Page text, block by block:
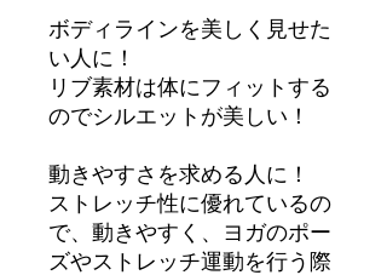
ボディラインを美しく見せた
い人に！
リブ素材は体にフィットする
のでシルエットが美しい！
動きやすさを求める人に！
ストレッチ性に優れているの
で、動きやすく、ヨガのポー
ズやストレッチ運動を行う際